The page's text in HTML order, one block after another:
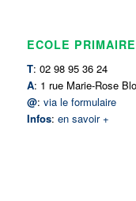
ECOLE
T: 02 98 95 36 24
A: 1 rue Marie-Rose
@: via le formulaire
Infos: en savoir +